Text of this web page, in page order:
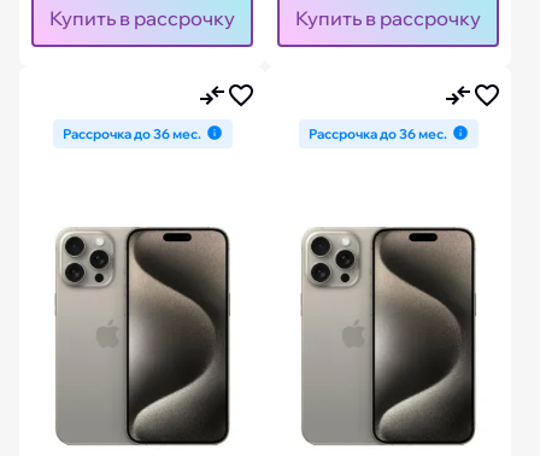
Купить в рассрочку Купить в рассрочку
Рассрочка до 36 мес. Рассрочка до 36 мес.